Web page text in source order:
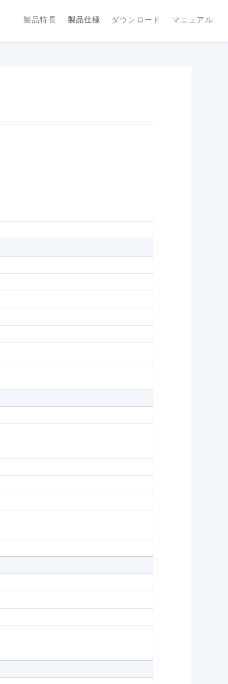
製品特長 製品仕様 ダウンロード マニュアル